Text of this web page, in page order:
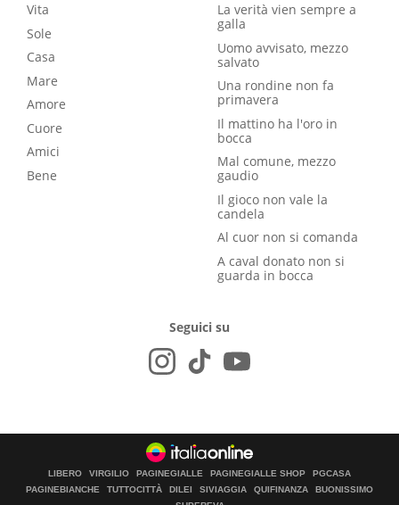
Vita
Sole
Casa
Mare
Amore
Cuore
Amici
Bene
La verità vien sempre a
galla
Uomo avvisato, mezzo
salvato
Una rondine non fa
primavera
Il mattino ha l'oro in
bocca
Mal comune, mezzo
gaudio
Il gioco non vale la
candela
Al cuor non si comanda
A caval donato non si
guarda in bocca
Seguici su
LIBERO VIRGILIO PAGINEGIALLE PAGINEGIALLE SHOP
PGCASA
PAGINEBIANCHE
TUTTOCITTÀ DILEI SIVIAGGIA QUIFINANZA
BUONISSIMO